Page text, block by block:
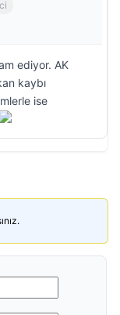
ediyor. AK
kaybı
ise